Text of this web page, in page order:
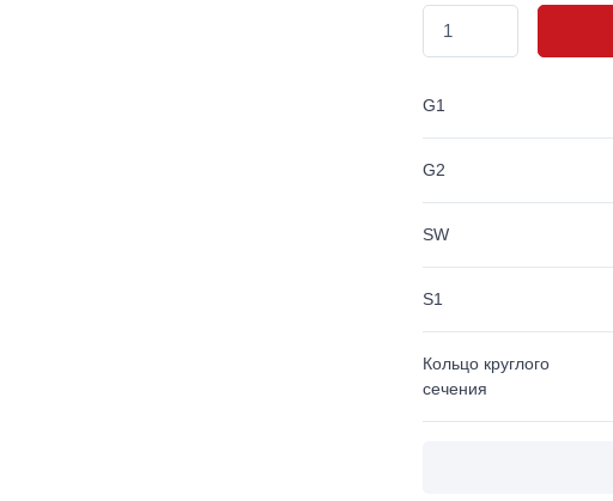
G1
G2
SW
S1
Кольцо круглого
сечения